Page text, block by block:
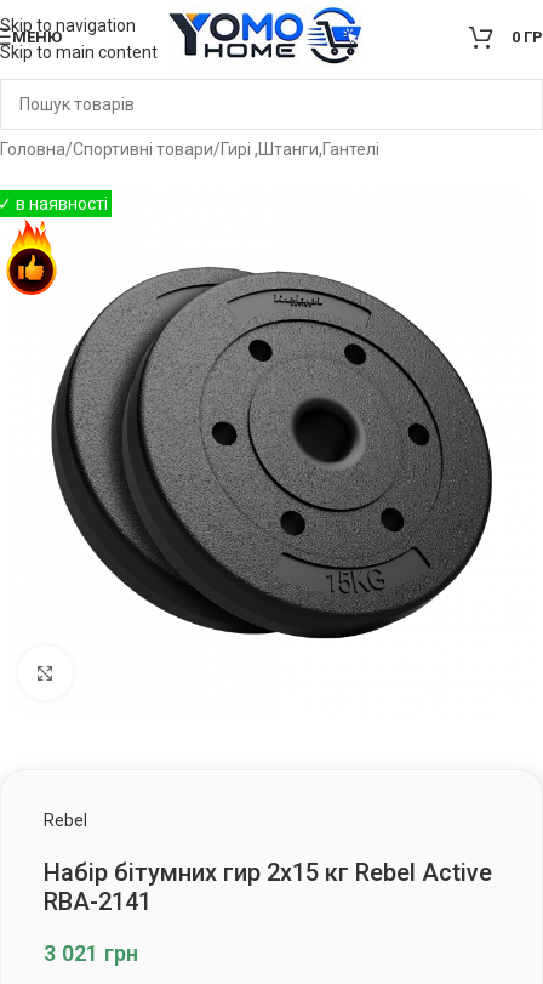
Skip to navigation
Skip to main content
МЕНЮ 0
Головна/Спортивні товари/Гирі ,Штанги,Гантелі
Rebel
Набір бітумних гир 2х15 кг Rebel Active
RBA-2141
3 021 грн